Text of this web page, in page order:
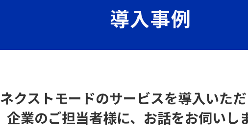
導入事例
ネクストモードのサービスを導入いた
企業のご担当者様に、お話をお伺いし